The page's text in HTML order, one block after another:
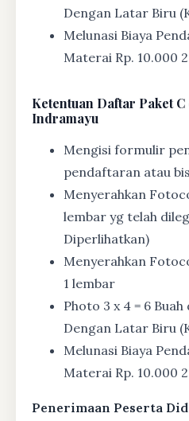
Dengan Latar Biru
Melunasi Biaya
Materai Rp. 10.000
Ketentuan Daftar Paket
Indramayu
Mengisi formulir
pendaftaran atau
Menyerahkan
lembar yg telah
Diperlihatkan)
Menyerahkan
1 lembar
Photo 3 x 4 = 6 Buah
Dengan Latar Biru
Melunasi Biaya
Materai Rp. 10.000
Penerimaan Peserta